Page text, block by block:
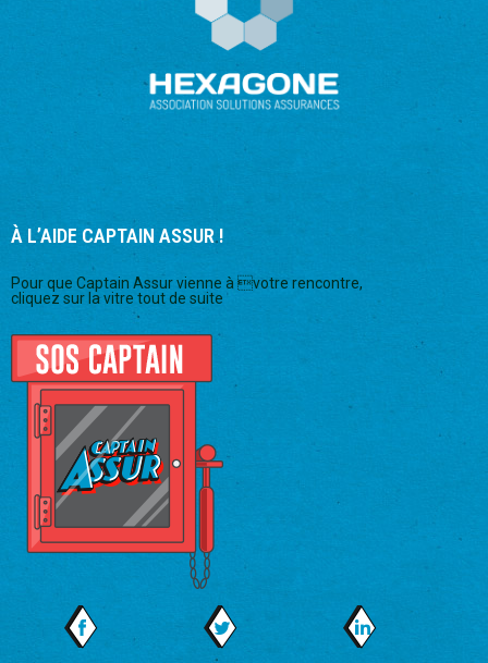
À L’AIDE CAPTAIN ASSUR !
Pour que Captain Assur vienne à votre rencontre,
cliquez sur la vitre tout de suite